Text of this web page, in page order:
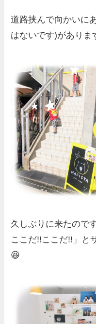
道路挟んで向かいに
はないです)がありま
久しぶりに来たので
ここだ!!ここだ!!」と
😆